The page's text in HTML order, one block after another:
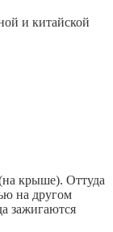
и китайской
крыше). Оттуда
на другом
зажигаются